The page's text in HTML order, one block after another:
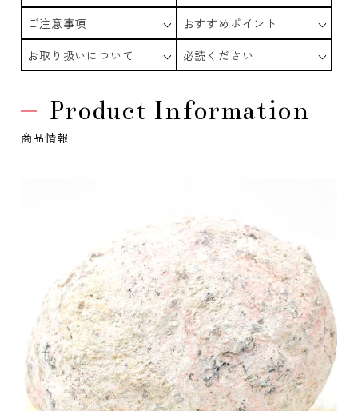
ご注意事項
おすすめポイント
お取り扱いについて
必読ください
Product Information
商品情報